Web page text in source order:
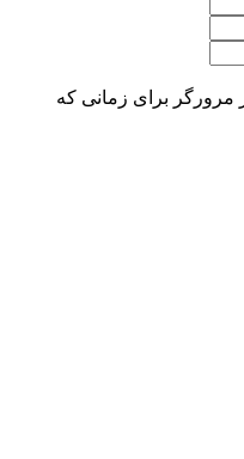
مرورگر برای زمانی که